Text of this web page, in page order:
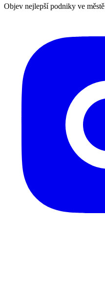
Objev nejlepší podniky ve městě